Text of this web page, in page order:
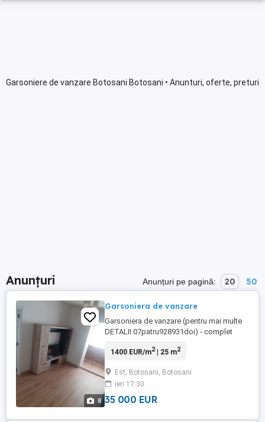
Garsoniere de vanzare Botosani Botosani • Anunturi, oferte, preturi
Anunțuri Anunțuri pe pagină: 20 50
8
Garsoniera de vanzare
Garsoniera de vanzare (pentru mai multe
DETALII 07patru928931doi) - complet
electrica schimbata - izolata pe interior -
exact ca in poze - 25 mp Botosani, calea
nationala nr.12, la 2 min de statia de
autobuz. 35.000 ...
1400 EUR/m2| 25 m2
Est, Botosani, Botosani
ieri 17:30
35 000 EUR